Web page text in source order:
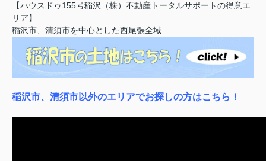
【ハウスドゥ155号稲沢（株）不動産トータルサポートの得意エ
リア】
稲沢市、清須市を中心とした西尾張全域
稲沢市、清須市以外のエリアでお探しの方はこちら！